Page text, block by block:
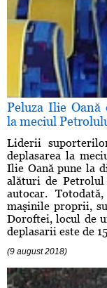
Peluza Ilie Oană
la meciul
Liderii
deplasarea la
Ilie Oană pune la
alături de
autocar.
maşinile proprii,
Doroftei, locul de
deplasarii este de
(9 august 2018)